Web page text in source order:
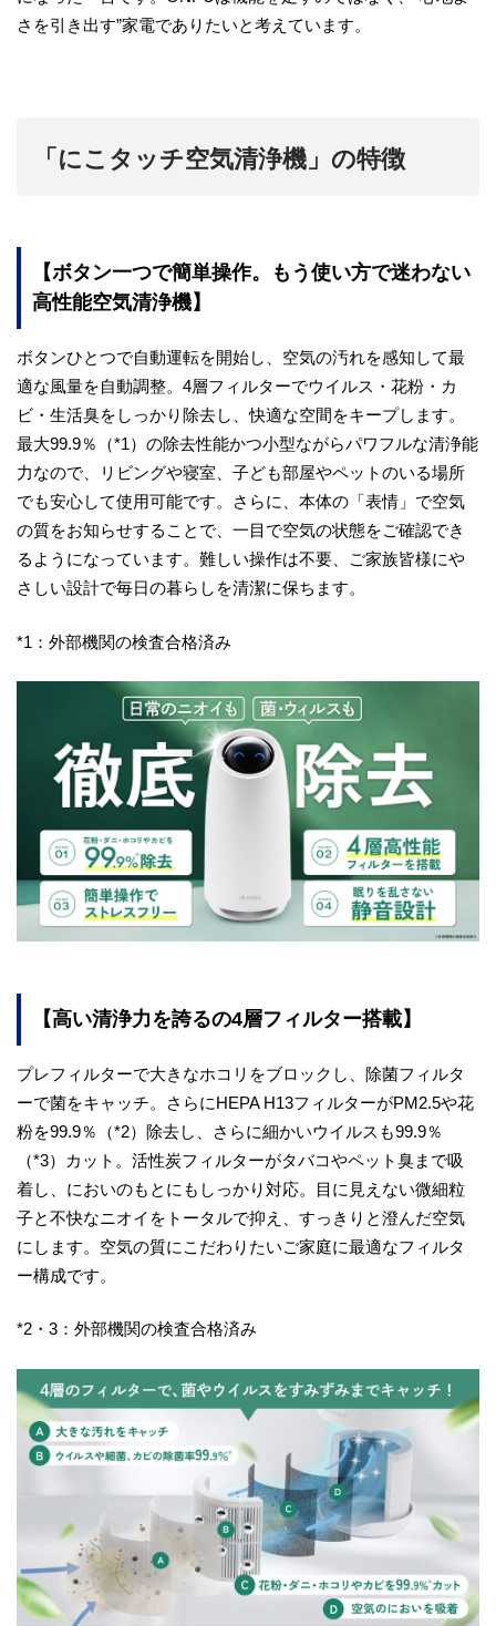
さを引き出す”家電でありたいと考えています。
「にこタッチ空気清浄機」の特徴
【ボタン一つで簡単操作。もう使い方で迷わない
高性能空気清浄機】
ボタンひとつで自動運転を開始し、空気の汚れを感知して最
適な風量を自動調整。4層フィルターでウイルス・花粉・カ
ビ・生活臭をしっかり除去し、快適な空間をキープします。
最大99.9％（*1）の除去性能かつ小型ながらパワフルな清浄能
力なので、リビングや寝室、子ども部屋やペットのいる場所
でも安心して使用可能です。さらに、本体の「表情」で空気
の質をお知らせすることで、一目で空気の状態をご確認でき
るようになっています。難しい操作は不要、ご家族皆様にや
さしい設計で毎日の暮らしを清潔に保ちます。
*1：外部機関の検査合格済み
【高い清浄力を誇るの4層フィルター搭載】
プレフィルターで大きなホコリをブロックし、除菌フィルタ
ーで菌をキャッチ。さらにHEPA H13フィルターがPM2.5や花
粉を99.9％（*2）除去し、さらに細かいウイルスも99.9％
（*3）カット。活性炭フィルターがタバコやペット臭まで吸
着し、においのもとにもしっかり対応。目に見えない微細粒
子と不快なニオイをトータルで抑え、すっきりと澄んだ空気
にします。空気の質にこだわりたいご家庭に最適なフィルタ
ー構成です。
*2・3：外部機関の検査合格済み